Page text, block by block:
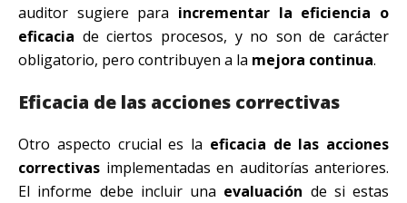
auditor sugiere para incrementar la eficiencia o
eficacia de ciertos procesos, y no son de carácter
obligatorio, pero contribuyen a la mejora continua.
Eficacia de las acciones correctivas
Otro aspecto crucial es la eficacia de las acciones
correctivas implementadas en auditorías anteriores.
El informe debe incluir una evaluación de si estas